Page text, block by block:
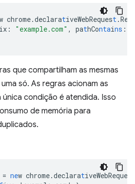
chrome.declarativeWebRequest
ix : "example.com" , pathContains :
que compartilham as mesmas
só. As regras acionam as
única condição é atendida. Isso
de memória para
= new chrome.declarativeWebReques